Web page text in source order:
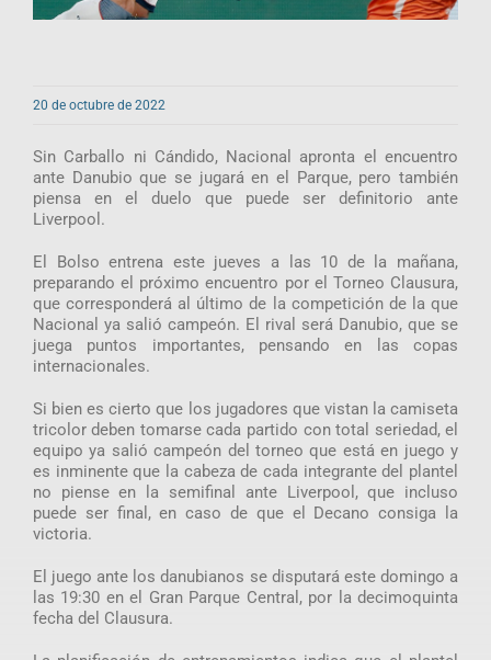
20 de octubre de 2022
Sin Carballo ni Cándido, Nacional apronta el encuentro
ante Danubio que se jugará en el Parque, pero también
piensa en el duelo que puede ser definitorio ante
Liverpool.
El Bolso entrena este jueves a las 10 de la mañana,
preparando el próximo encuentro por el Torneo Clausura,
que corresponderá al último de la competición de la que
Nacional ya salió campeón. El rival será Danubio, que se
juega puntos importantes, pensando en las copas
internacionales.
Si bien es cierto que los jugadores que vistan la camiseta
tricolor deben tomarse cada partido con total seriedad, el
equipo ya salió campeón del torneo que está en juego y
es inminente que la cabeza de cada integrante del plantel
no piense en la semifinal ante Liverpool, que incluso
puede ser final, en caso de que el Decano consiga la
victoria.
El juego ante los danubianos se disputará este domingo a
las 19:30 en el Gran Parque Central, por la decimoquinta
fecha del Clausura.